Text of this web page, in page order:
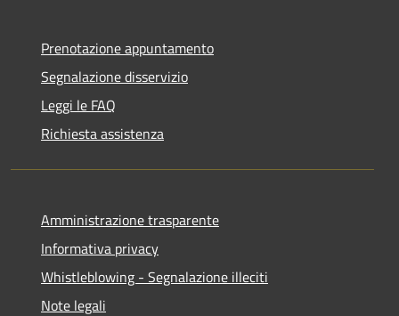
Prenotazione appuntamento
Segnalazione disservizio
Leggi le FAQ
Richiesta assistenza
Amministrazione trasparente
Informativa privacy
Whistleblowing - Segnalazione illeciti
Note legali